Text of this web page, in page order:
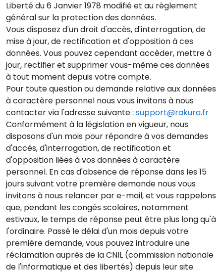
Liberté du 6 Janvier 1978 modifié et au règlement
général sur la protection des données.
Vous disposez d'un droit d'accès, d'interrogation, de
mise à jour, de rectification et d'opposition à ces
données. Vous pouvez cependant accèder, mettre à
jour, rectifier et supprimer vous-même ces données
à tout moment depuis votre compte.
Pour toute question ou demande relative aux données
à caractère personnel nous vous invitons à nous
contacter via l'adresse suivante : support@rakura.fr
Conformément à la législation en vigueur, nous
disposons d'un mois pour répondre à vos demandes
d'accès, d'interrogation, de rectification et
d'opposition liées à vos données à caractère
personnel. En cas d'absence de réponse dans les 15
jours suivant votre première demande nous vous
invitons à nous relancer par e-mail, et vous rappelons
que, pendant les congés scolaires, notamment
estivaux, le temps de réponse peut être plus long qu'à
l'ordinaire. Passé le délai d'un mois depuis votre
première demande, vous pouvez introduire une
réclamation auprès de la CNIL (commission nationale
de l'informatique et des libertés) depuis leur site.